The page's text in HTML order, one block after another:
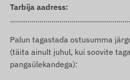
Tarbija aadress:
Palun tagastada ostusumma
(täita ainult juhul, kui soovite
pangaülekandega):